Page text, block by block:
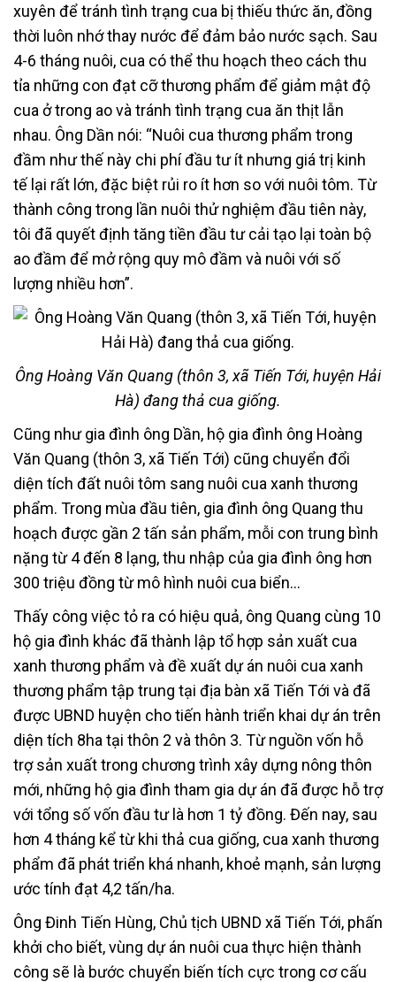
xuyên để tránh tình trạng cua bị thiếu thức ăn, đồng
thời luôn nhớ thay nước để đảm bảo nước sạch. Sau
4-6 tháng nuôi, cua có thể thu hoạch theo cách thu
tỉa những con đạt cỡ thương phẩm để giảm mật độ
cua ở trong ao và tránh tình trạng cua ăn thịt lẫn
nhau. Ông Dần nói: “Nuôi cua thương phẩm trong
đầm như thế này chi phí đầu tư ít nhưng giá trị kinh
tế lại rất lớn, đặc biệt rủi ro ít hơn so với nuôi tôm. Từ
thành công trong lần nuôi thử nghiệm đầu tiên này,
tôi đã quyết định tăng tiền đầu tư cải tạo lại toàn bộ
ao đầm để mở rộng quy mô đầm và nuôi với số
lượng nhiều hơn”.
Ông Hoàng Văn Quang (thôn 3, xã Tiến Tới, huyện Hải
Hà) đang thả cua giống.
Cũng như gia đình ông Dần, hộ gia đình ông Hoàng
Văn Quang (thôn 3, xã Tiến Tới) cũng chuyển đổi
diện tích đất nuôi tôm sang nuôi cua xanh thương
phẩm. Trong mùa đầu tiên, gia đình ông Quang thu
hoạch được gần 2 tấn sản phẩm, mỗi con trung bình
nặng từ 4 đến 8 lạng, thu nhập của gia đình ông hơn
300 triệu đồng từ mô hình nuôi cua biển…
Thấy công việc tỏ ra có hiệu quả, ông Quang cùng 10
hộ gia đình khác đã thành lập tổ hợp sản xuất cua
xanh thương phẩm và đề xuất dự án nuôi cua xanh
thương phẩm tập trung tại địa bàn xã Tiến Tới và đã
được UBND huyện cho tiến hành triển khai dự án trên
diện tích 8ha tại thôn 2 và thôn 3. Từ nguồn vốn hỗ
trợ sản xuất trong chương trình xây dựng nông thôn
mới, những hộ gia đình tham gia dự án đã được hỗ trợ
với tổng số vốn đầu tư là hơn 1 tỷ đồng. Đến nay, sau
hơn 4 tháng kể từ khi thả cua giống, cua xanh thương
phẩm đã phát triển khá nhanh, khoẻ mạnh, sản lượng
ước tính đạt 4,2 tấn/ha.
Ông Đinh Tiến Hùng, Chủ tịch UBND xã Tiến Tới, phấn
khởi cho biết, vùng dự án nuôi cua thực hiện thành
công sẽ là bước chuyển biến tích cực trong cơ cấu